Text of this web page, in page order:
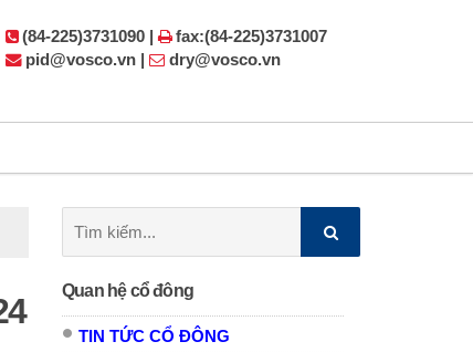
(84-225)3731090 |
fax:(84-225)3731007
pid@vosco.vn |
dry@vosco.vn
kiếm:
Quan hệ cổ đông
TIN TỨC CỔ ĐÔNG